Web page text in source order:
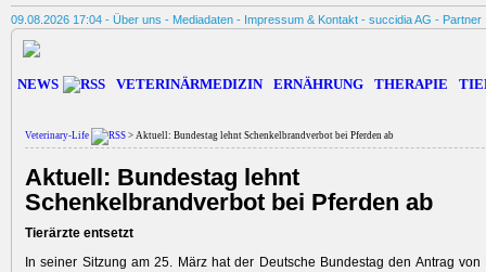
09.08.2026 17:04 - Über uns - Mediadaten - Impressum & Kontakt - succidia AG - Partner
NEWS VETERINÄRMEDIZIN ERNÄHRUNG THERAPIE
Veterinary-Life > Aktuell: Bundestag lehnt Schenkelbrandverbot bei Pferden ab
Aktuell: Bundestag lehnt
Schenkelbrandverbot bei Pferden ab
Tierärzte entsetzt
In seiner Sitzung am 25. März hat der Deutsche Bundestag den Antrag